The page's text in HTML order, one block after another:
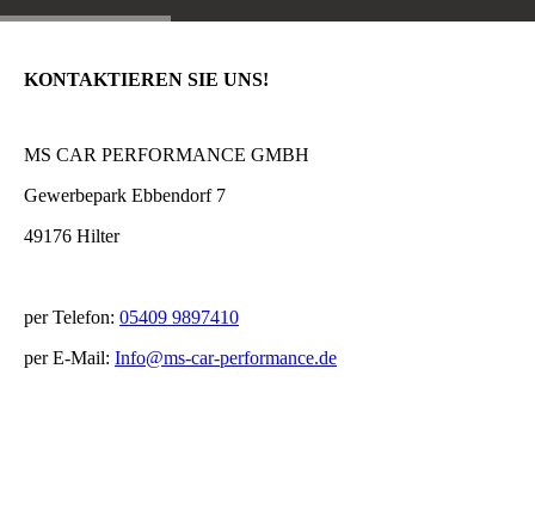
KONTAKTIEREN SIE UNS!
MS CAR PERFORMANCE GMBH
Gewerbepark Ebbendorf 7
49176 Hilter
per Telefon: 05409 9897410
per E-Mail: Info@ms-car-performance.de